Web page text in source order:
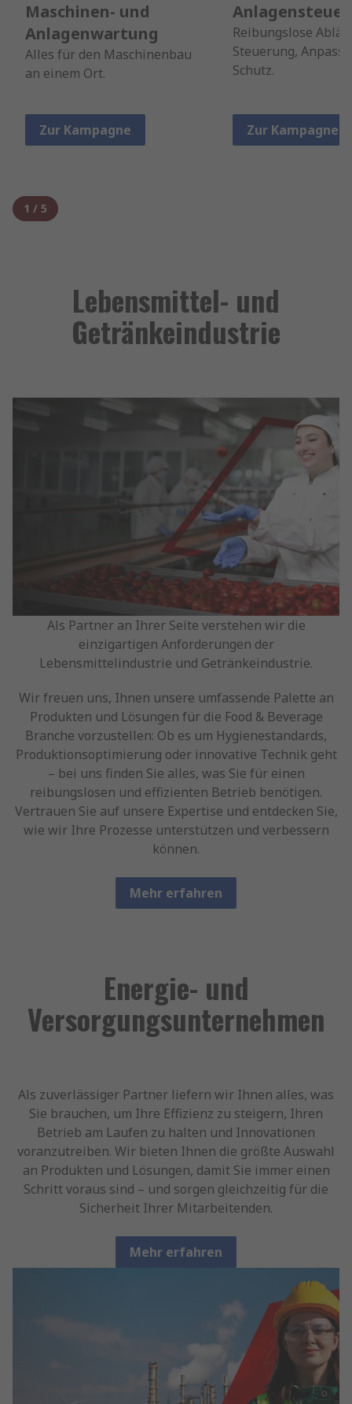
Maschinen- und
Anlagenwartung
Alles für den Maschinenbau
an einem Ort.
Zur Kampagne
Reibungslose
Steuerung,
Schutz.
Zur Kampagne
1 / 5
Lebensmittel- und
Getränkeindustrie
Als Partner an Ihrer Seite verstehen wir die
einzigartigen Anforderungen der
Lebensmittelindustrie und Getränkeindustrie.
Wir freuen uns, Ihnen unsere umfassende Palette an
Produkten und Lösungen für die Food & Beverage
Branche vorzustellen: Ob es um Hygienestandards,
Produktionsoptimierung oder innovative Technik geht
– bei uns finden Sie alles, was Sie für einen
reibungslosen und effizienten Betrieb benötigen.
Vertrauen Sie auf unsere Expertise und entdecken Sie,
wie wir Ihre Prozesse unterstützen und verbessern
können.
Mehr erfahren
Energie- und
Versorgungsunternehmen
Als zuverlässiger Partner liefern wir Ihnen alles, was
Sie brauchen, um Ihre Effizienz zu steigern, Ihren
Betrieb am Laufen zu halten und Innovationen
voranzutreiben. Wir bieten Ihnen die größte Auswahl
an Produkten und Lösungen, damit Sie immer einen
Schritt voraus sind – und sorgen gleichzeitig für die
Sicherheit Ihrer Mitarbeitenden.
Mehr erfahren